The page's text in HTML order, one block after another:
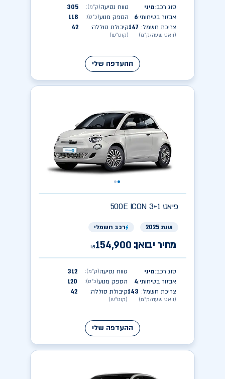
סוג רכב:מיני
אבזור בטיחותי:
6
צריכת חשמל:
(וואט שעה/ק״מ)
147
טווח נסיעה(ק״מ):
305
הספק מנוע(כ״ס):
118
קיבולת סוללה:
(קוט״ש)
42
ההעדפה שלי
פיאט 500E ICON 3+1
שנת 2025 רכב חשמלי
מחיר יבואן: ₪154,900
סוג רכב:מיני
אבזור בטיחותי:
4
צריכת חשמל:
(וואט שעה/ק״מ)
143
טווח נסיעה(ק״מ):
312
הספק מנוע(כ״ס):
120
קיבולת סוללה:
(קוט״ש)
42
ההעדפה שלי